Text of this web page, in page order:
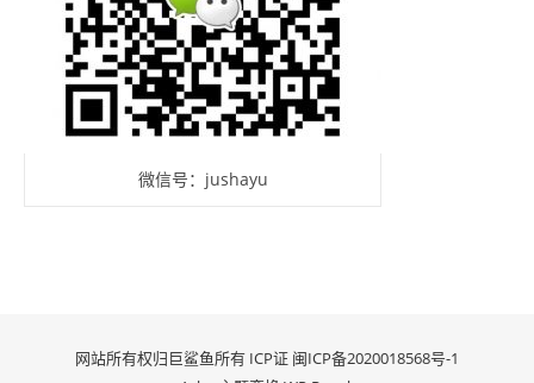
微信号：jushayu
网站所有权归巨鲨鱼所有 ICP证 闽ICP备2020018568号-1